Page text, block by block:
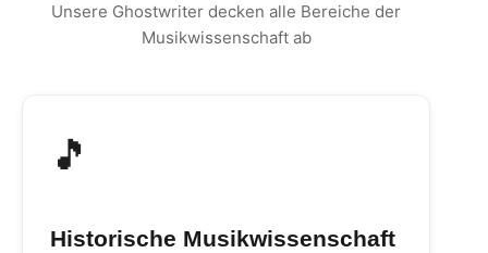
Unsere Ghostwriter decken alle Bereiche der
Musikwissenschaft ab
🎵
Historische Musikwissenschaft